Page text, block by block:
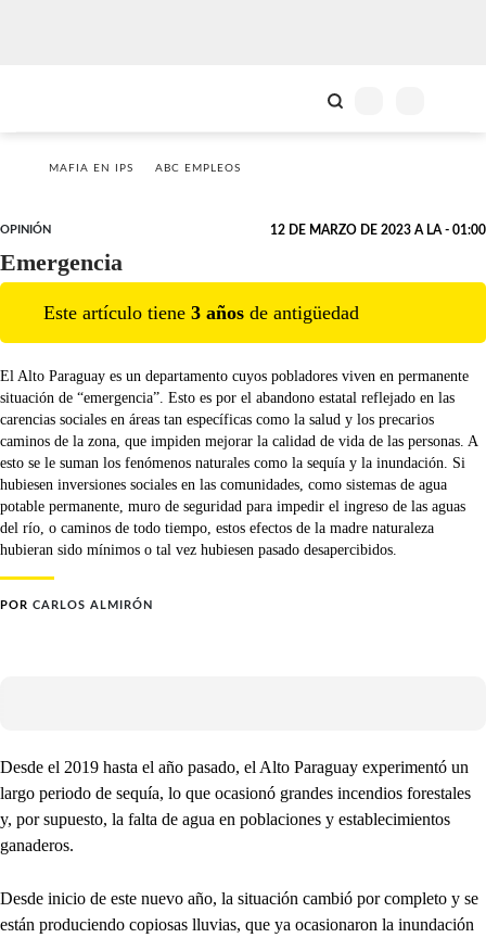
MAFIA EN IPS ABC EMPLEOS
OPINIÓN 12 DE MARZO DE 2023 A LA - 01:00
Emergencia
Este artículo tiene 3 años de antigüedad
El Alto Paraguay es un departamento cuyos pobladores viven en permanente
situación de “emergencia”. Esto es por el abandono estatal reflejado en las
carencias sociales en áreas tan específicas como la salud y los precarios
caminos de la zona, que impiden mejorar la calidad de vida de las personas. A
esto se le suman los fenómenos naturales como la sequía y la inundación. Si
hubiesen inversiones sociales en las comunidades, como sistemas de agua
potable permanente, muro de seguridad para impedir el ingreso de las aguas
del río, o caminos de todo tiempo, estos efectos de la madre naturaleza
hubieran sido mínimos o tal vez hubiesen pasado desapercibidos.
POR CARLOS ALMIRÓN
Desde el 2019 hasta el año pasado, el Alto Paraguay experimentó un
largo periodo de sequía, lo que ocasionó grandes incendios forestales
y, por supuesto, la falta de agua en poblaciones y establecimientos
ganaderos.
Desde inicio de este nuevo año, la situación cambió por completo y se
están produciendo copiosas lluvias, que ya ocasionaron la inundación